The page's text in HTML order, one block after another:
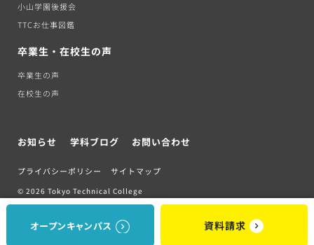
オープンキャンパス 資料請求
小山学園後援会
TTCお仕事図鑑
卒業生・在校生の声
卒業生の声
在校生の声
お知らせ 学科ブログ お問い合わせ
プライバシーポリシー サイトマップ
© 2026 Tokyo Technical College